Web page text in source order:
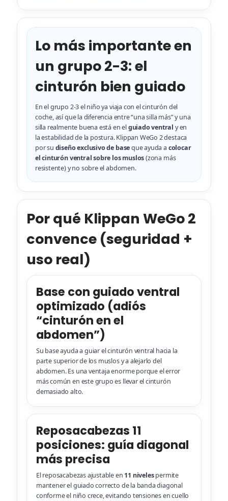
Lo más importante en
un grupo 2-3: el
cinturón bien guiado
En el grupo 2-3 el niño ya viaja con el cinturón del
coche, así que la diferencia entre “una silla más” y una
silla realmente buena está en elguiado ventral y en
la estabilidad de la postura. Klippan WeGo 2 destaca
por su diseño exclusivo de baseque ayuda a colocar
el cinturón ventral sobre los muslos(zona más
resistente) y no sobre el abdomen.
Por qué Klippan WeGo 2
convence (seguridad +
uso real)
Base con guiado ventral
optimizado (adiós
“cinturón en el
abdomen”)
Su base ayuda a guiar el cinturón ventral hacia la
parte superior de los muslos y a alejarlo del
abdomen. Es una ventaja enorme porque el error
más común en este grupo es llevar el cinturón
demasiado alto.
Reposacabezas 11
posiciones: guía diagonal
más precisa
El reposacabezas ajustable en 11 nivelespermite
mantener el guiado correcto de la banda diagonal
conforme el niño crece, evitando tensiones en cuello